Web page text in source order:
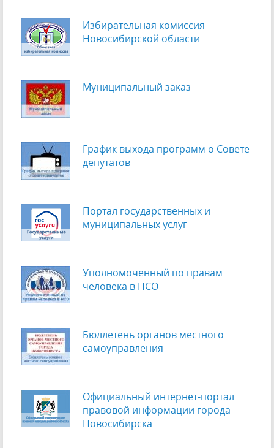
Избирательная комиссия
Новосибирской области
Муниципальный заказ
График выхода программ о Cовете
депутатов
Портал государственных и
муниципальных услуг
Уполномоченный по правам
человека в НСО
Бюллетень органов местного
самоуправления
Официальный интернет-портал
правовой информации города
Новосибирска